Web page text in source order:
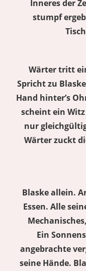
Inneres der
stumpf
Wärter tritt
Spricht zu
Hand hinter’s
scheint ein
nur
Wärter zuckt
Blaske allein.
Essen. Alle
Ein
angebrachte
seine Hände.